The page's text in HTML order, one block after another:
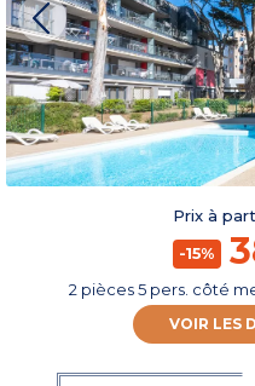
Prix à
-15%
2 pièces 5 pers. côté
VOIR LES